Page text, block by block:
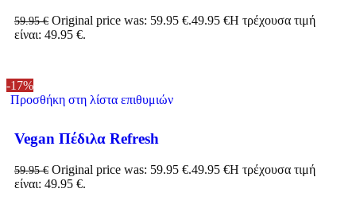
59.95€ Original price was: 59.95 €.49.95 €Η τρέχουσα τιμή
είναι: 49.95 €.
-17%
Προσθήκη στη λίστα επιθυμιών
Vegan Πέδιλα Refresh
59.95€ Original price was: 59.95 €.49.95 €Η τρέχουσα τιμή
είναι: 49.95 €.